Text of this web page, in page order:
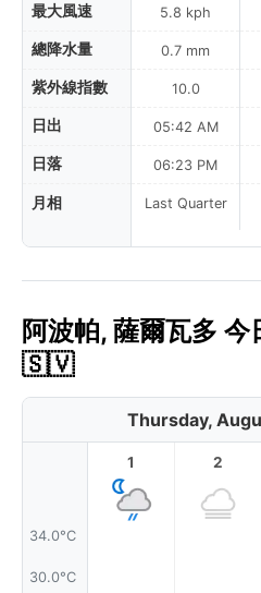
最大風速
總降水量
紫外線指數
日出
日落
月相
5.8 kph
0.7 mm
10.0
05:42 AM
06:23 PM
Last Quarter
阿波帕, 薩爾瓦多
🇸🇻
Thursday,
34.0°C
30.0°C
1 2